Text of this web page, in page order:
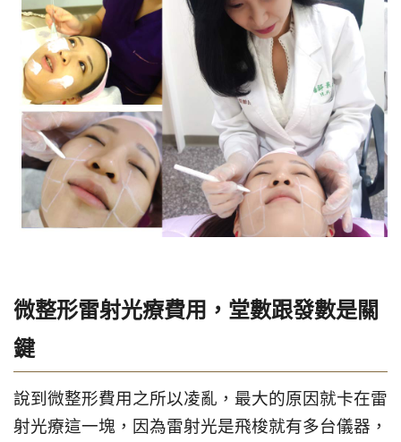
微整形雷射光療費用，堂數跟發數是關
鍵
說到微整形費用之所以凌亂，最大的原因就卡在雷
射光療這一塊，因為雷射光是飛梭就有多台儀器，